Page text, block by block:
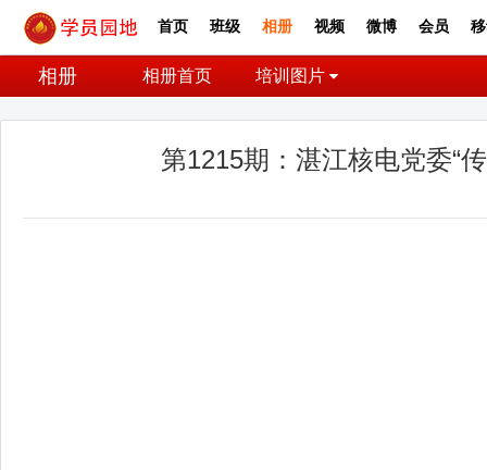
首页 班级 相册 视频 微博 会员
相册 相册首页 培训图片
第1215期：湛江核电党委“